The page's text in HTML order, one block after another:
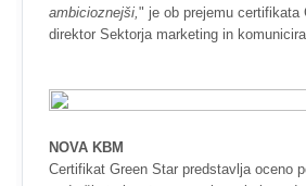
ambicioznejši, " je ob prejemu certifikata
direktor Sektorja marketing in
NOVA KBM
Certifikat Green Star predstavlja oceno